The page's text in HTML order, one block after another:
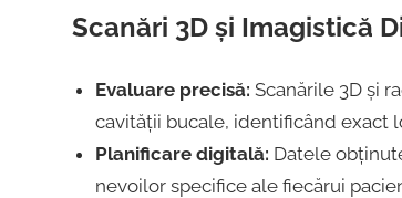
Scanări 3D și Imagistică
Evaluare precisă: Scanările 3D și
cavității bucale, identificând exact
Planificare digitală: Datele
nevoilor specifice ale fiecărui